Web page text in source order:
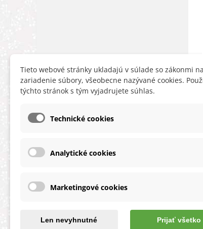
INFORMÁCIE
Ochrana osobných údajov
Reklamačný poriadok
Tieto webové stránky ukladajú v súlade so zákonmi
zariadenie súbory, všeobecne nazývané cookies.
týchto stránok s tým vyjadrujete súhlas.
Technické cookies
Analytické cookies
Marketingové cookies
Len nevyhnutné Prijať všetko